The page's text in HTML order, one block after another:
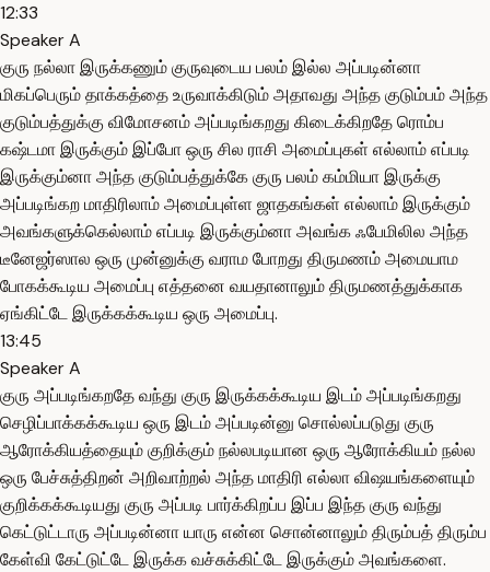
12:33
Speaker A
குரு நல்லா இருக்கணும் குருவுடைய பலம் இல்ல அப்படின்னா
மிகப்பெரும் தாக்கத்தை உருவாக்கிடும் அதாவது அந்த குடும்பம் அந்த
குடும்பத்துக்கு விமோசனம் அப்படிங்கறது கிடைக்கிறதே ரொம்ப
கஷ்டமா இருக்கும் இப்போ ஒரு சில ராசி அமைப்புகள் எல்லாம் எப்படி
இருக்கும்னா அந்த குடும்பத்துக்கே குரு பலம் கம்மியா இருக்கு
அப்படிங்கற மாதிரிலாம் அமைப்புள்ள ஜாதகங்கள் எல்லாம் இருக்கும்
அவங்களுக்கெல்லாம் எப்படி இருக்கும்னா அவங்க ஃபேமிலில அந்த
டீனேஜர்ஸால ஒரு முன்னுக்கு வராம போறது திருமணம் அமையாம
போகக்கூடிய அமைப்பு எத்தனை வயதானாலும் திருமணத்துக்காக
ஏங்கிட்டே இருக்கக்கூடிய ஒரு அமைப்பு.
13:45
Speaker A
குரு அப்படிங்கறதே வந்து குரு இருக்கக்கூடிய இடம் அப்படிங்கறது
செழிப்பாக்கக்கூடிய ஒரு இடம் அப்படின்னு சொல்லப்படுது குரு
ஆரோக்கியத்தையும் குறிக்கும் நல்லபடியான ஒரு ஆரோக்கியம் நல்ல
ஒரு பேச்சுத்திறன் அறிவாற்றல் அந்த மாதிரி எல்லா விஷயங்களையும்
குறிக்கக்கூடியது குரு அப்படி பார்க்கிறப்ப இப்ப இந்த குரு வந்து
கெட்டுட்டாரு அப்படின்னா யாரு என்ன சொன்னாலும் திரும்பத் திரும்ப
கேள்வி கேட்டுட்டே இருக்க வச்சுக்கிட்டே இருக்கும் அவங்களை.